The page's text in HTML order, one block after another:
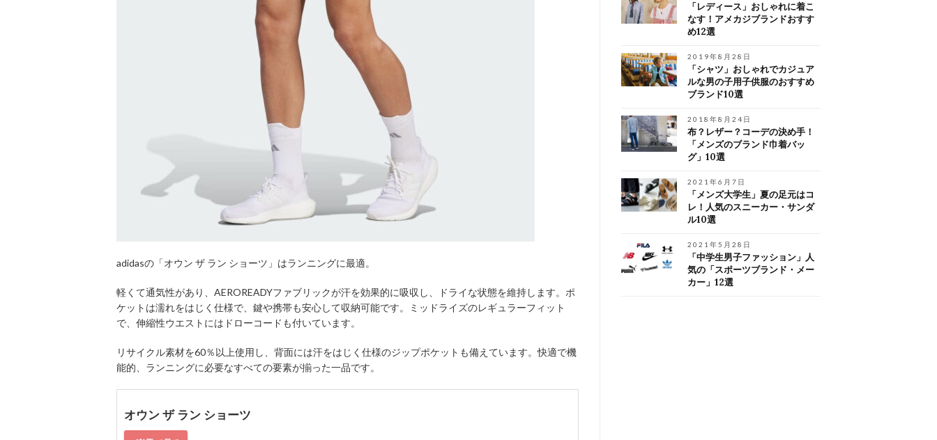
adidasの「オウン ザ ラン ショーツ」はランニングに最適。
軽くて通気性があり、AEROREADYファブリックが汗を効果的に吸収し、ドライな状態を維持します。ポ
ケットは濡れをはじく仕様で、鍵や携帯も安心して収納可能です。ミッドライズのレギュラーフィット
で、伸縮性ウエストにはドローコードも付いています。
リサイクル素材を60％以上使用し、背面には汗をはじく仕様のジップポケットも備えています。快適で機
能的、ランニングに必要なすべての要素が揃った一品です。
オウン ザ ラン ショーツ
「レディース」おしゃれに着こ
なす！アメカジブランドおすす
め12選
2019年8月28日
「シャツ」おしゃれでカジュア
ルな男の子用子供服のおすすめ
ブランド10選
2018年8月24日
布？レザー？コーデの決め手！
「メンズのブランド巾着バッ
グ」10選
2021年6月7日
「メンズ大学生」夏の足元はコ
レ！人気のスニーカー・サンダ
ル10選
2021年5月28日
「中学生男子ファッション」人
気の「スポーツブランド・メー
カー」12選